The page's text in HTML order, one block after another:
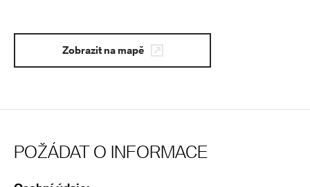
Zobrazit na mapě
POŽÁDAT O INFORMACE